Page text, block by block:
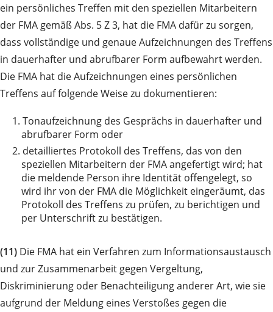
ein persönliches Treffen mit den speziellen Mitarbeitern
der FMA gemäß Abs. 5 Z 3, hat die FMA dafür zu sorgen,
dass vollständige und genaue Aufzeichnungen des Treffens
in dauerhafter und abrufbarer Form aufbewahrt werden.
Die FMA hat die Aufzeichnungen eines persönlichen
Treffens auf folgende Weise zu dokumentieren:
1. Tonaufzeichnung des Gesprächs in dauerhafter und
abrufbarer Form oder
2. detailliertes Protokoll des Treffens, das von den
speziellen Mitarbeitern der FMA angefertigt wird; hat
die meldende Person ihre Identität offengelegt, so
wird ihr von der FMA die Möglichkeit eingeräumt, das
Protokoll des Treffens zu prüfen, zu berichtigen und
per Unterschrift zu bestätigen.
(11) Die FMA hat ein Verfahren zum Informationsaustausch
und zur Zusammenarbeit gegen Vergeltung,
Diskriminierung oder Benachteiligung anderer Art, wie sie
aufgrund der Meldung eines Verstoßes gegen die